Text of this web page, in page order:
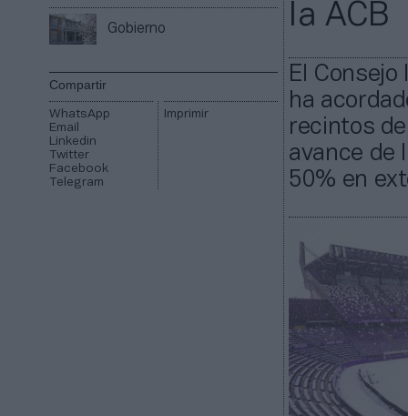
Gobierno
Compartir
WhatsApp
Email
Linkedin
Twitter
Facebook
Telegram
Imprimir
la ACB
El
ha
recintos
avance de
50% en